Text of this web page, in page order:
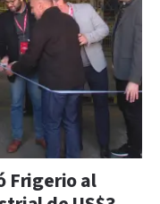
Frigerio al